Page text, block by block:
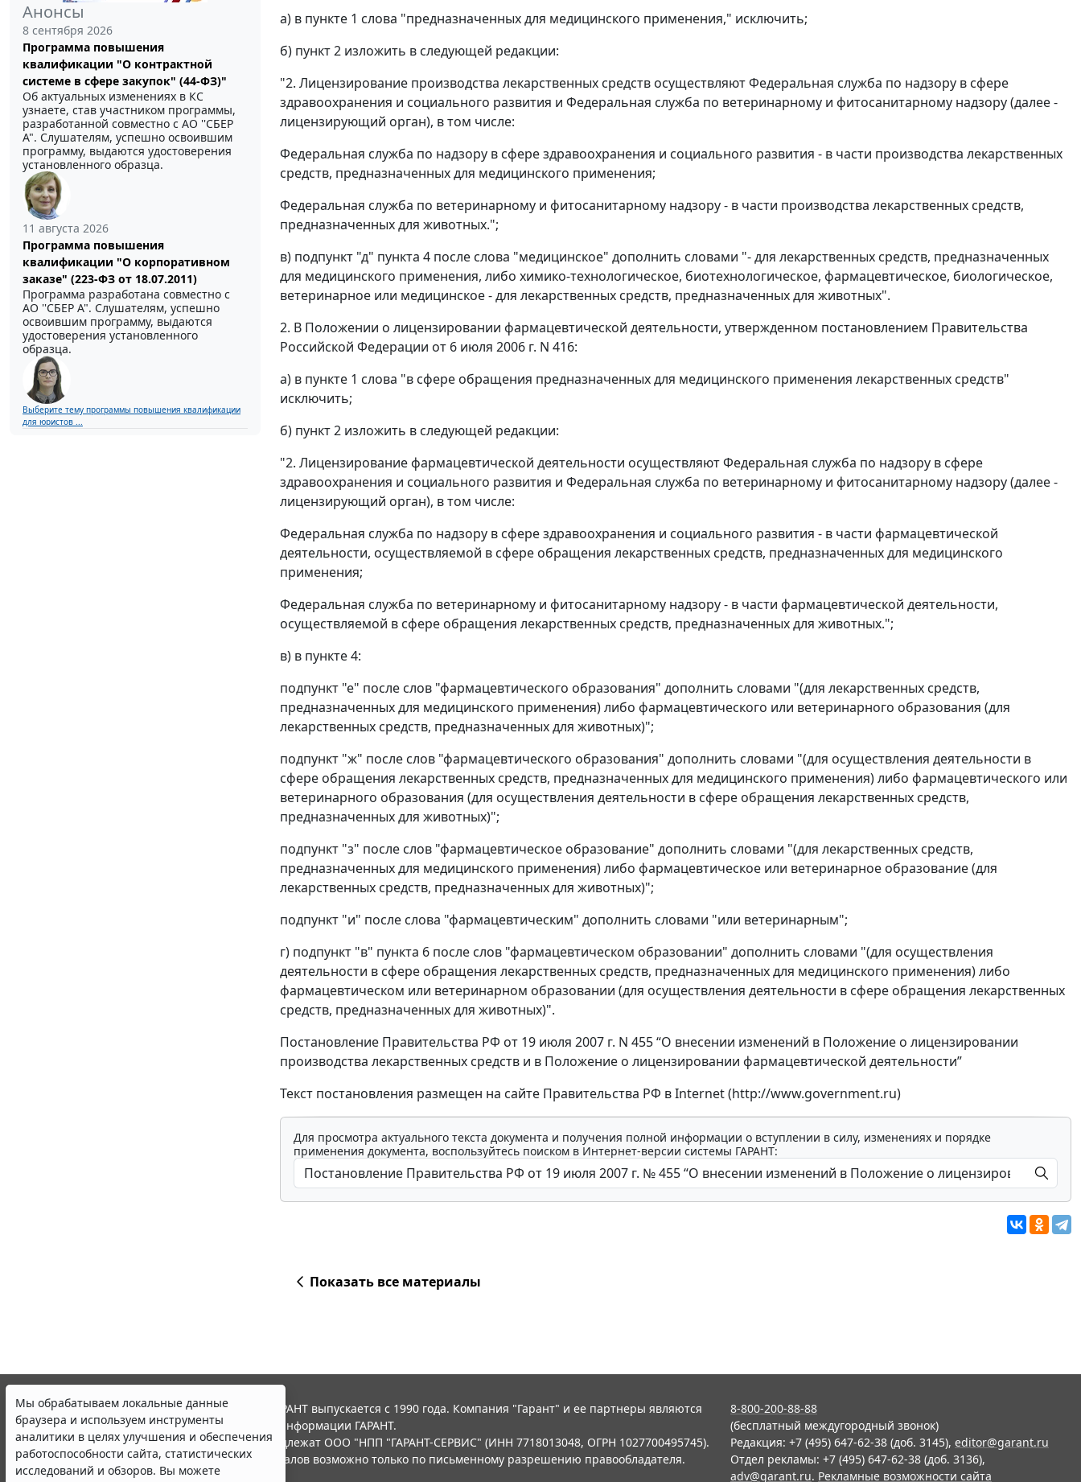
Анонсы
8 сентября 2026
Программа повышения
квалификации "О контрактной
системе в сфере закупок" (44-ФЗ)"
Об актуальных изменениях в КС
узнаете, став участником программы,
разработанной совместно с АО ''СБЕР
А". Слушателям, успешно освоившим
программу, выдаются удостоверения
установленного образца.
11 августа 2026
Программа повышения
квалификации "О корпоративном
заказе" (223-ФЗ от 18.07.2011)
Программа разработана совместно с
АО ''СБЕР А". Слушателям, успешно
освоившим программу, выдаются
удостоверения установленного
образца.
Выберите тему программы повышения квалификации
для юристов ...
а) в пункте 1 слова "предназначенных для медицинского применения," исключить;
б) пункт 2 изложить в следующей редакции:
"2. Лицензирование производства лекарственных средств осуществляют Федеральная служба по надзору в сфере
здравоохранения и социального развития и Федеральная служба по ветеринарному и фитосанитарному надзору (далее -
лицензирующий орган), в том числе:
Федеральная служба по надзору в сфере здравоохранения и социального развития - в части производства лекарственных
средств, предназначенных для медицинского применения;
Федеральная служба по ветеринарному и фитосанитарному надзору - в части производства лекарственных средств,
предназначенных для животных.";
в) подпункт "д" пункта 4 после слова "медицинское" дополнить словами "- для лекарственных средств, предназначенных
для медицинского применения, либо химико-технологическое, биотехнологическое, фармацевтическое, биологическое,
ветеринарное или медицинское - для лекарственных средств, предназначенных для животных".
2. В Положении о лицензировании фармацевтической деятельности, утвержденном постановлением Правительства
Российской Федерации от 6 июля 2006 г. N 416:
а) в пункте 1 слова "в сфере обращения предназначенных для медицинского применения лекарственных средств"
исключить;
б) пункт 2 изложить в следующей редакции:
"2. Лицензирование фармацевтической деятельности осуществляют Федеральная служба по надзору в сфере
здравоохранения и социального развития и Федеральная служба по ветеринарному и фитосанитарному надзору (далее -
лицензирующий орган), в том числе:
Федеральная служба по надзору в сфере здравоохранения и социального развития - в части фармацевтической
деятельности, осуществляемой в сфере обращения лекарственных средств, предназначенных для медицинского
применения;
Федеральная служба по ветеринарному и фитосанитарному надзору - в части фармацевтической деятельности,
осуществляемой в сфере обращения лекарственных средств, предназначенных для животных.";
в) в пункте 4:
подпункт "е" после слов "фармацевтического образования" дополнить словами "(для лекарственных средств,
предназначенных для медицинского применения) либо фармацевтического или ветеринарного образования (для
лекарственных средств, предназначенных для животных)";
подпункт "ж" после слов "фармацевтического образования" дополнить словами "(для осуществления деятельности в
сфере обращения лекарственных средств, предназначенных для медицинского применения) либо фармацевтического или
ветеринарного образования (для осуществления деятельности в сфере обращения лекарственных средств,
предназначенных для животных)";
подпункт "з" после слов "фармацевтическое образование" дополнить словами "(для лекарственных средств,
предназначенных для медицинского применения) либо фармацевтическое или ветеринарное образование (для
лекарственных средств, предназначенных для животных)";
подпункт "и" после слова "фармацевтическим" дополнить словами "или ветеринарным";
г) подпункт "в" пункта 6 после слов "фармацевтическом образовании" дополнить словами "(для осуществления
деятельности в сфере обращения лекарственных средств, предназначенных для медицинского применения) либо
фармацевтическом или ветеринарном образовании (для осуществления деятельности в сфере обращения лекарственных
средств, предназначенных для животных)".
Постановление Правительства РФ от 19 июля 2007 г. N 455 “О внесении изменений в Положение о лицензировании
производства лекарственных средств и в Положение о лицензировании фармацевтической деятельности”
Текст постановления размещен на сайте Правительства РФ в Internet (http://www.government.ru)
Для просмотра актуального текста документа и получения полной информации о вступлении в силу, изменениях и порядке
применения документа, воспользуйтесь поиском в Интернет-версии системы ГАРАНТ:
Показать все материалы
Мы обрабатываем локальные данные
браузера и используем инструменты
аналитики в целях улучшения и обеспечения
работоспособности сайта, статистических
исследований и обзоров. Вы можете
© ООО "НПП "ГАРАНТ-СЕРВИС", 2026. Система ГАРАНТ выпускается с 1990 года. Компания "Гарант" и ее партнеры являются
участниками Российской ассоциации правовой информации ГАРАНТ.
Все права на материалы сайта ГАРАНТ.РУ принадлежат ООО "НПП "ГАРАНТ-СЕРВИС" (ИНН 7718013048, ОГРН 1027700495745).
Полное или частичное воспроизведение материалов возможно только по письменному разрешению правообладателя.
Правила использования портала.
8-800-200-88-88
(бесплатный междугородный звонок)
Редакция: +7 (495) 647-62-38 (доб. 3145), editor@garant.ru
Отдел рекламы: +7 (495) 647-62-38 (доб. 3136),
adv@garant.ru. Рекламные возможности сайта